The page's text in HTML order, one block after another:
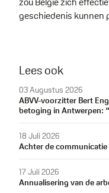
geschiedenis kunnen
Lees ook
03 Augustus 2026
ABVV-voorzitter Bert
betoging in Antwerpen:
18 Juli 2026
Achter de
17 Juli 2026
Annualisering van de